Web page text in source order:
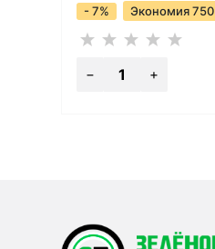
- 7% Экономия 750